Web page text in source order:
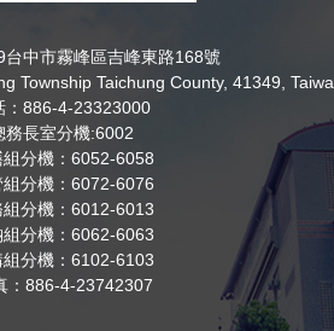
中市霧峰區吉峰東路168號
Township Taichung County, 41349,
：886-4-23323000
務長室分機:6002
組分機：6052-6058
組分機：6072-6076
組分機：6012-6013
組分機：6062-6063
組分機：6102-6103
：886-4-23742307